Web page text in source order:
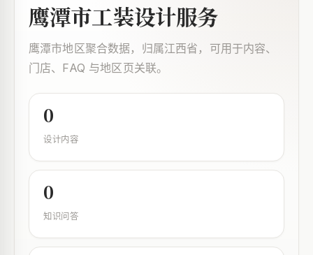
鹰潭市工装设计服务
鹰潭市地区聚合数据，归属江西省，可用于内容、
门店、FAQ 与地区页关联。
0
设计内容
0
知识问答